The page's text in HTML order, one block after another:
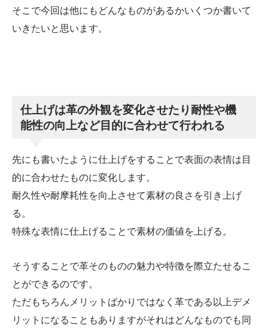
そこで今回は他にもどんなものがあるかいくつか書いて
いきたいと思います。
仕上げは革の外観を変化させたり耐性や機
能性の向上など目的に合わせて行われる
先にも書いたように仕上げをすることで表面の表情は目
的に合わせたものに変化します。
耐久性や耐摩耗性を向上させて素材の良さを引き上げ
る。
特殊な表情に仕上げることで素材の価値を上げる。
そうすることで革そのものの魅力や特徴を際立たせるこ
とができるのです。
ただもちろんメリットばかりではなく革である以上デメ
リットになることもありますがそれはどんなものでも同